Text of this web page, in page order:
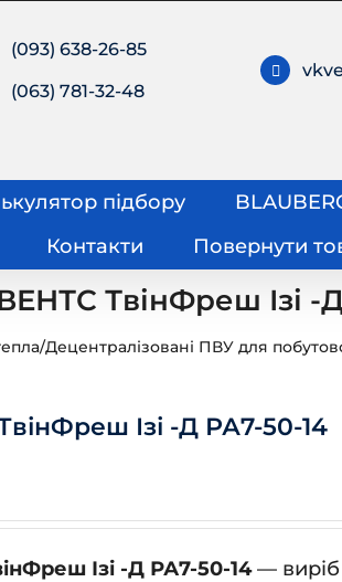
(093) 638-26-85
(063) 781-32-48
підбору
Контакти
Повернути
ТвінФреш Ізі -
/Децентралізовані ПВУ для
Ізі -Д РА7-50-14
Ізі -Д РА7-50-14— виріб